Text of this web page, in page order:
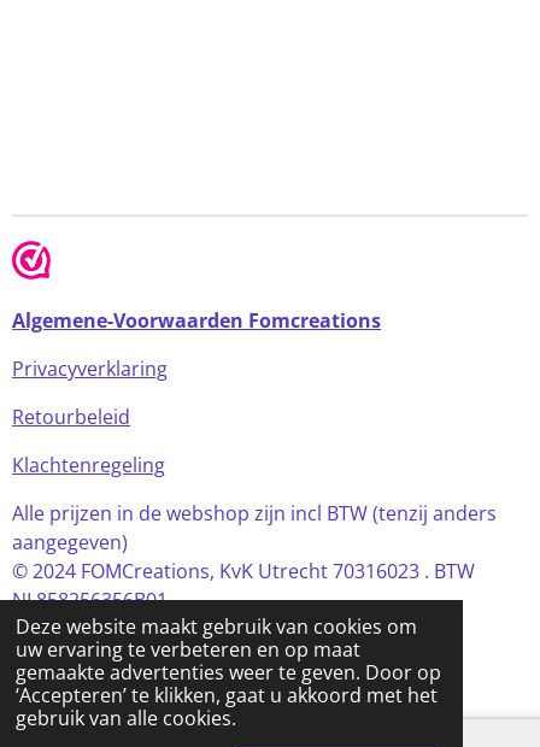
Deze website maakt gebruik van cookies om
uw ervaring te verbeteren en op maat
gemaakte advertenties weer te geven. Door op
‘Accepteren’ te klikken, gaat u akkoord met het
gebruik van alle cookies.
Algemene-Voorwaarden Fomcreations
Privacyverklaring
Retourbeleid
Klachtenregeling
Alle prijzen in de webshop zijn incl BTW (tenzij anders
aangegeven)
© 2024 FOMCreations, KvK Utrecht 70316023 . BTW
NL858256356B01
Powered byJouwWeb